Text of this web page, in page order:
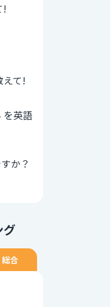
!
えて!
を英語
か？
グ
総合